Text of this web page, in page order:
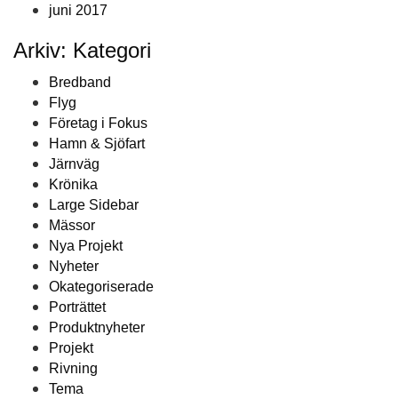
juni 2017
Arkiv: Kategori
Bredband
Flyg
Företag i Fokus
Hamn & Sjöfart
Järnväg
Krönika
Large Sidebar
Mässor
Nya Projekt
Nyheter
Okategoriserade
Porträttet
Produktnyheter
Projekt
Rivning
Tema